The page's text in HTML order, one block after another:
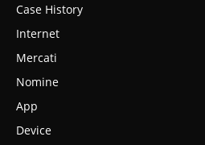
Case History
Internet
Mercati
Nomine
App
Device